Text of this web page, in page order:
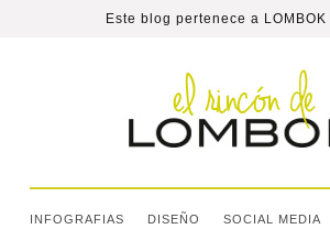
Este blog pertenece a
INFOGRAFIAS DISEÑO SOCIAL MEDIA